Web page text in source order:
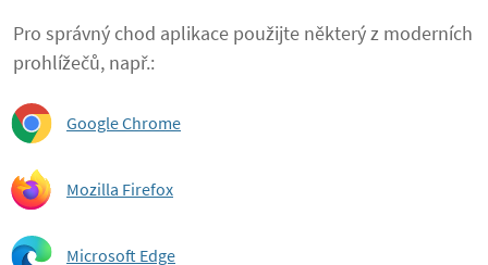
Pro správný chod aplikace použijte některý z moderních
prohlížečů, např.:
Google Chrome
Mozilla Firefox
Microsoft Edge